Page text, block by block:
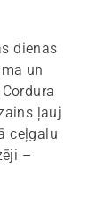
dienas
un
ļauj
ceļgalu
–